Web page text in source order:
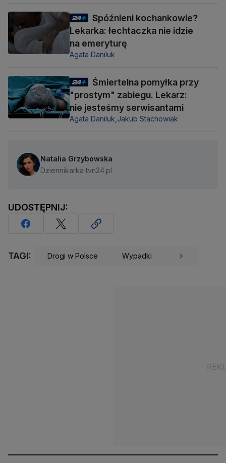
Spóźnieni kochankowie?
Lekarka: łechtaczka nie idzie
na emeryturę
Agata Daniluk
Śmiertelna pomyłka przy
"prostym" zabiegu. Lekarz:
nie jesteśmy serwisantami
Agata Daniluk, Jakub Stachowiak
Natalia Grzybowska
Dziennikarka tvn24.pl
UDOSTĘPNIJ:
TAGI: Drogi w Polsce Wypadki